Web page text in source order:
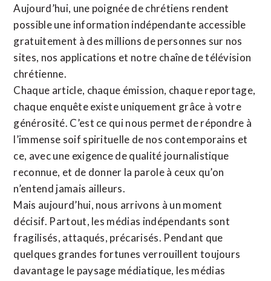
Aujourd’hui, une poignée de chrétiens rendent
possible une information indépendante accessible
gratuitement à des millions de personnes sur nos
sites, nos applications et notre chaîne de télévision
chrétienne.
Chaque article, chaque émission, chaque reportage,
chaque enquête existe uniquement grâce à votre
générosité. C’est ce qui nous permet de répondre à
l’immense soif spirituelle de nos contemporains et
ce, avec une exigence de qualité journalistique
reconnue, et de donner la parole à ceux qu’on
n’entend jamais ailleurs.
Mais aujourd’hui, nous arrivons à un moment
décisif. Partout, les médias indépendants sont
fragilisés, attaqués, précarisés. Pendant que
quelques grandes fortunes verrouillent toujours
davantage le paysage médiatique, les médias